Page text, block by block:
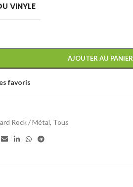
VINYLE
AJOUTER AU PANIER
favoris
Rock / Métal, Tous